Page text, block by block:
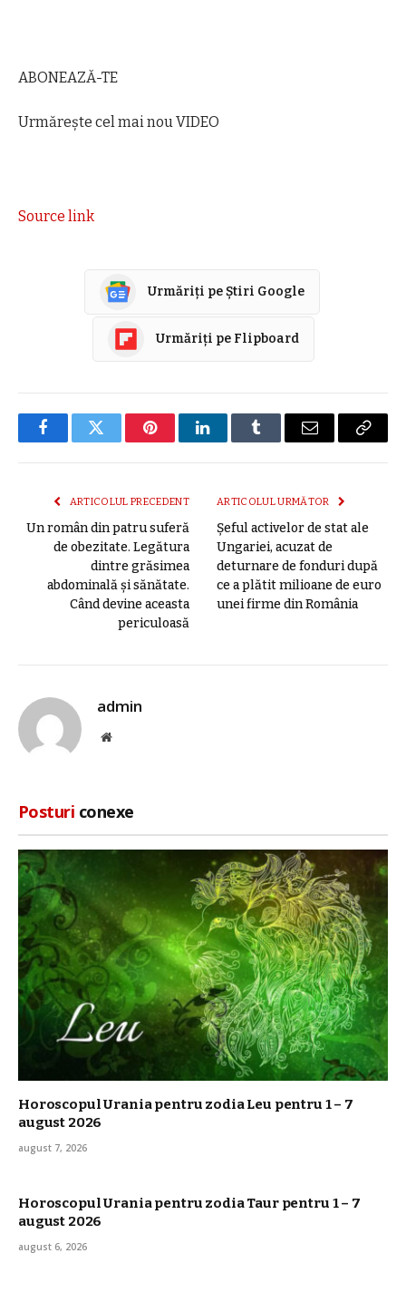
ABONEAZĂ-TE
Urmărește cel mai nou VIDEO
Source link
Urmăriți pe Știri Google
Urmăriți pe Flipboard
FacebookTwitter PinterestLinkedInTumblr E-
ARTICOLUL PRECEDENT
Un român din patru suferă
de obezitate. Legătura
dintre grăsimea
abdominală și sănătate.
Când devine aceasta
periculoasă
ARTICOLUL URMĂTOR
Șeful activelor de stat ale
Ungariei, acuzat de
deturnare de fonduri după
ce a plătit milioane de euro
unei firme din România
admin
Site
Posturi conexe
Horoscopul Urania pentru zodia Leu pentru 1 – 7
august 2026
august 7, 2026
Horoscopul Urania pentru zodia Taur pentru 1 – 7
august 2026
august 6, 2026